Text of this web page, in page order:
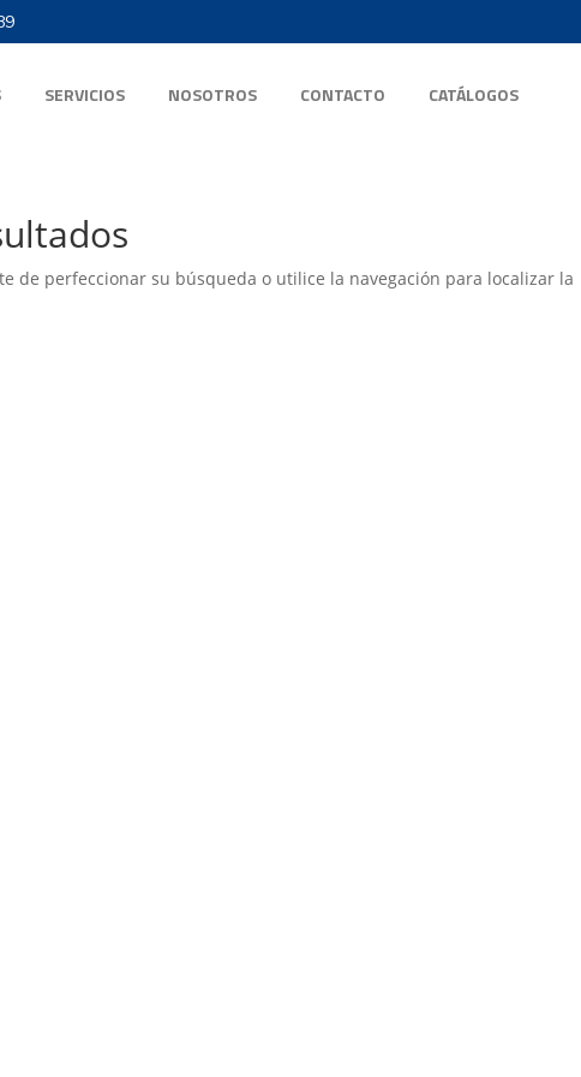
SERVICIOS NOSOTROS CONTACTO CATÁLOGOS
de perfeccionar su búsqueda o utilice la navegación para localizar la